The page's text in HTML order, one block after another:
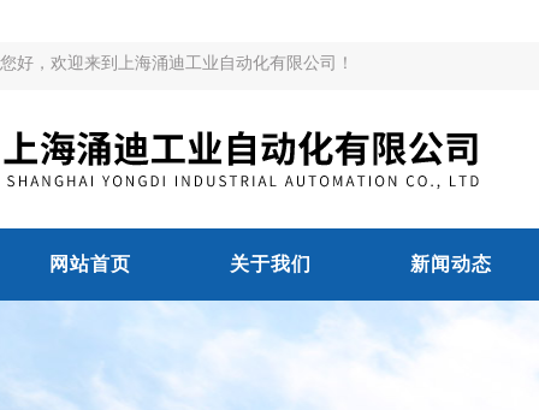
您好，欢迎来到上海涌迪工业自动化有限公司！
网站首页 关于我们 新闻动态